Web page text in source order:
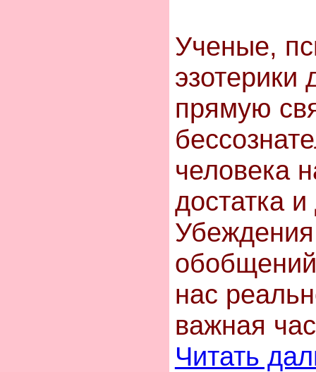
Ученые,
эзотерики
прямую
человека
достатка
нас
важная
Читать